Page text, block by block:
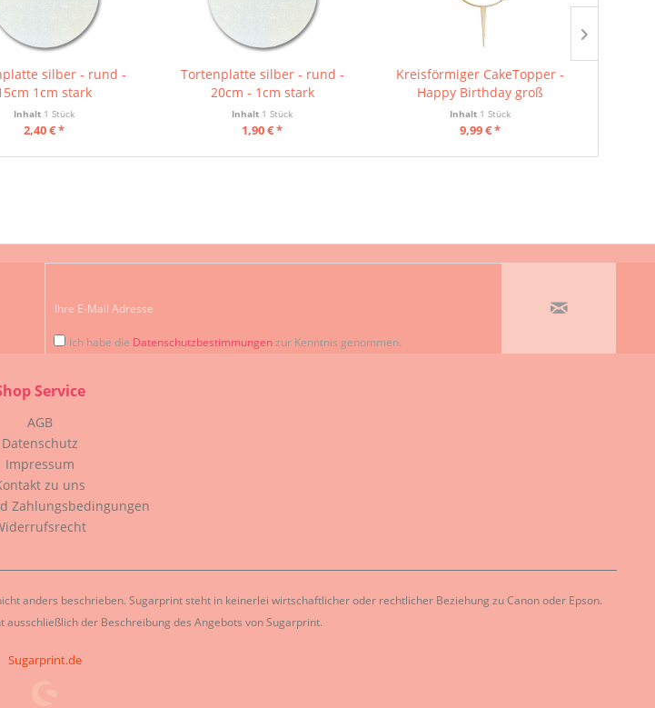
silber - rund -
1cm stark
Inhalt 1 Stück
2,40 € *
Tortenplatte silber - rund -
20cm - 1cm stark
Inhalt 1 Stück
1,90 € *
Kreisförmiger CakeTopper -
Happy Birthday groß
Inhalt 1 Stück
9,99 € *
Service
AGB
Datenschutz
Impressum
zu uns
Zahlungsbedingungen
Ich habe die Datenschutzbestimmungenzur Kenntnis genommen.
anders beschrieben. Sugarprint steht in keinerlei wirtschaftlicher oder rechtlicher Beziehung zu Canon oder Epson.
der Beschreibung des Angebots von Sugarprint.
Sugarprint.de